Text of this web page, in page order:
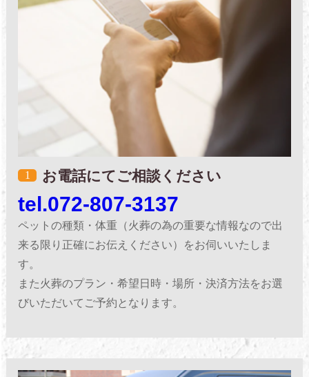
1 お電話にてご相談ください
tel.072-807-3137
ペットの種類・体重（火葬の為の重要な情報なので出
来る限り正確にお伝えください）をお伺いいたしま
す。
また火葬のプラン・希望日時・場所・決済方法をお選
びいただいてご予約となります。